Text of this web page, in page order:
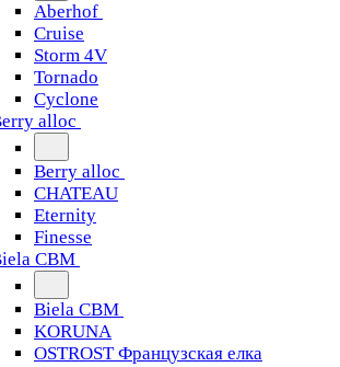
Aberhof
Cruise
Storm 4V
Tornado
Сyclone
alloc
Berry alloc
CHATEAU
Eternity
Finesse
CBM
Biela CBM
KORUNA
OSTROST Французская елка